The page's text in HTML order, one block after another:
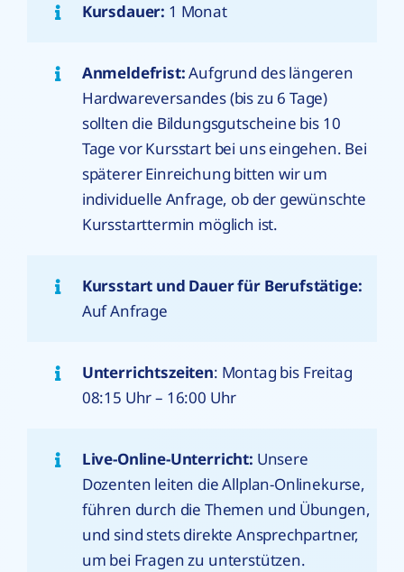
Kursdauer: 1 Monat
Anmeldefrist:Aufgrund des längeren
Hardwareversandes (bis zu 6 Tage)
sollten die Bildungsgutscheine bis 10
Tage vor Kursstart bei uns eingehen. Bei
späterer Einreichung bitten wir um
individuelle Anfrage, ob der gewünschte
Kursstarttermin möglich ist.
Kursstart und Dauer für Berufstätige:
Auf Anfrage
Unterrichtszeiten: Montag bis Freitag
08:15 Uhr – 16:00 Uhr
Live-Online-Unterricht: Unsere
Dozenten leiten die Allplan-Onlinekurse,
führen durch die Themen und Übungen,
und sind stets direkte Ansprechpartner,
um bei Fragen zu unterstützen.